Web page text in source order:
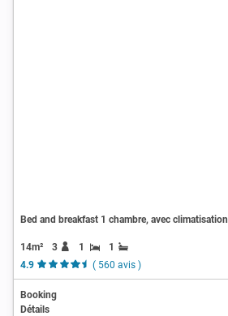
Bed and breakfast 1 chambre, avec climatisation
14m² 3 1
1
4.9
( 560 avis )
Booking
Détails